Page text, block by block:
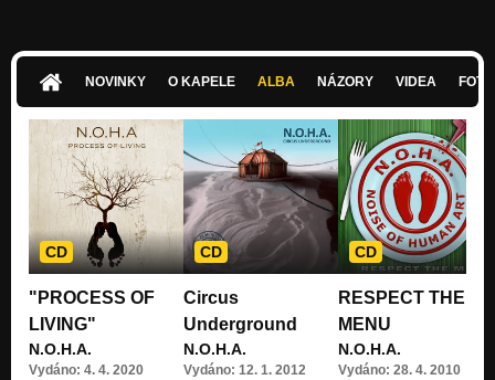
Shadows/Dragan Dub
"PROCESS OF LIVING"
Patata Puta
"PROCESS OF LIVING"
Sierra Digital Video Edit
Nezařazeno
Nezařazeno
DINERO-video edit
Nezařazeno
NOVINKY O KAPELE ALBA NÁZORY VIDEA
CD
"PROCESS OF
LIVING"
N.O.H.A.
Vydáno: 4. 4. 2020
CD
Circus
Underground
N.O.H.A.
Vydáno: 12. 1. 2012
CD
RESPECT THE
MENU
N.O.H.A.
Vydáno: 28. 4. 2010